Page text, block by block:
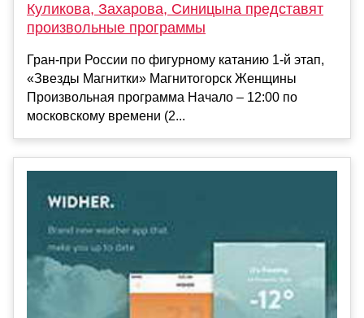
Куликова, Захарова, Синицына представят
произвольные программы
Гран-при России по фигурному катанию 1-й этап,
«Звезды Магнитки» Магнитогорск Женщины
Произвольная программа Начало – 12:00 по
московскому времени (2...